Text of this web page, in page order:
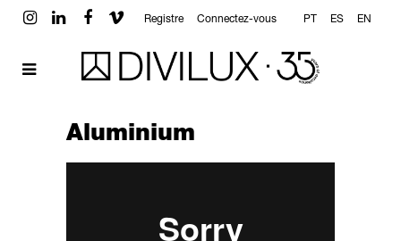
Registre Connectez-vous PT ES EN
Aluminium